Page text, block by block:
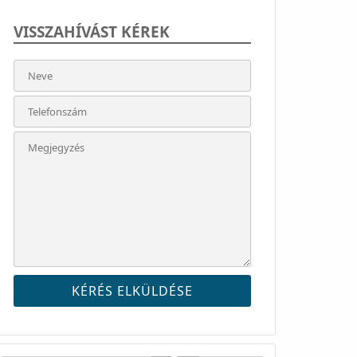
VISSZAHÍVÁST KÉREK